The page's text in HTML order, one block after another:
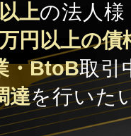
上の法人様
円以上の債
・BtoB取引
達を行いた